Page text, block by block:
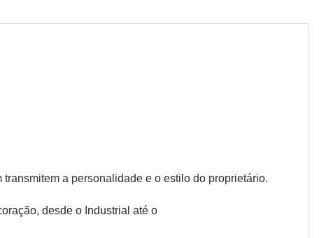
a personalidade e o estilo do proprietário.
desde o Industrial até o